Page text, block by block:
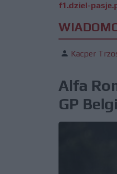
f1.dziel-
Kacper
Alfa
GP